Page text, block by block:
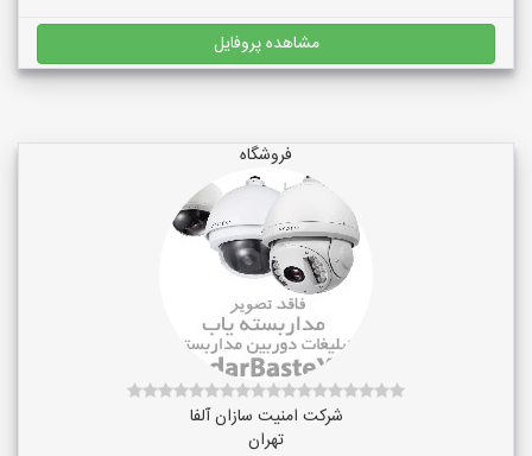
مشاهده پروفایل
فروشگاه
شرکت امنیت سازان آلفا
تهران